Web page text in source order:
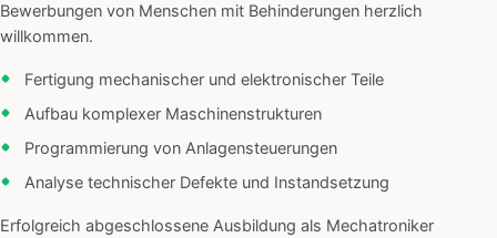
Bewerbungen von Menschen mit Behinderungen herzlich
willkommen.
Fertigung mechanischer und elektronischer Teile
Aufbau komplexer Maschinenstrukturen
Programmierung von Anlagensteuerungen
Analyse technischer Defekte und Instandsetzung
Erfolgreich abgeschlossene Ausbildung als Mechatroniker